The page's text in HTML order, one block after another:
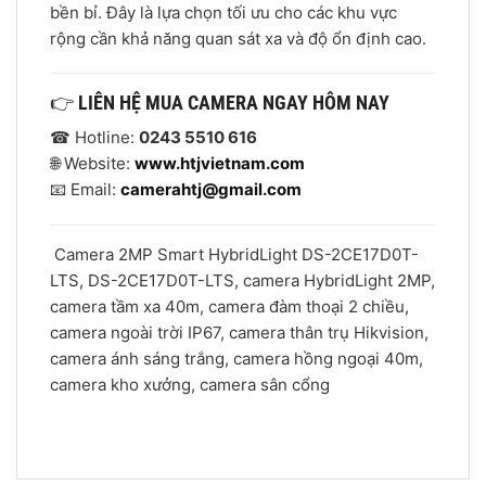
bền bỉ. Đây là lựa chọn tối ưu cho các khu vực
rộng cần khả năng quan sát xa và độ ổn định cao.
👉 LIÊN HỆ MUA CAMERA NGAY HÔM NAY
☎ Hotline: 0243 5510 616
🌐 Website: www.htjvietnam.com
📧 Email: camerahtj@gmail.com
Camera 2MP Smart HybridLight DS-2CE17D0T-
LTS, DS-2CE17D0T-LTS, camera HybridLight 2MP,
camera tầm xa 40m, camera đàm thoại 2 chiều,
camera ngoài trời IP67, camera thân trụ Hikvision,
camera ánh sáng trắng, camera hồng ngoại 40m,
camera kho xưởng, camera sân cổng